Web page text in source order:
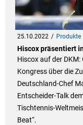
25.10.2022 Produkte
Hiscox präsentiert
Hiscox auf der
Kongress über die
Deutschland-Chef
Entscheider-Talk
Tischtennis-
Beat“.